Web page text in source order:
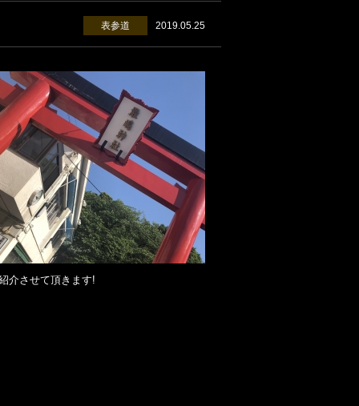
2019.05.25
表参道
介させて頂きます!